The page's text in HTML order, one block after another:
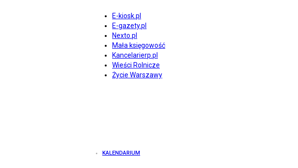
E-kiosk.pl
E-gazety.pl
Nexto.pl
Mała księgowość
Kancelarierp.pl
Wieści Rolnicze
Życie Warszawy
KALENDARIUM